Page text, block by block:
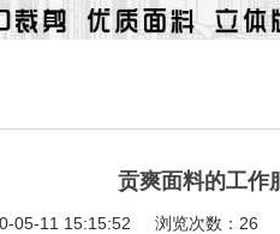
贡爽面料的工作
05-11 15:15:52 浏览次数：26